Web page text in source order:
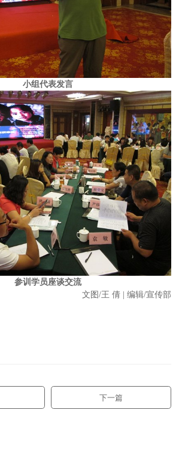
小组代表发言
参训学员座谈交流
文图/王 倩 | 编辑/宣传部
下一篇